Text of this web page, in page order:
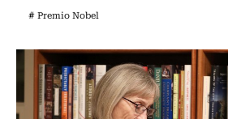
# Premio Nobel